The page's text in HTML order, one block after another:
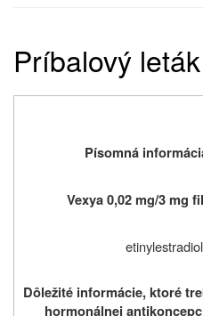
Príbalový leták
Písomná
Vexya 0,02 mg/3 mg
Dôležité informácie, ktoré
hormonálnej